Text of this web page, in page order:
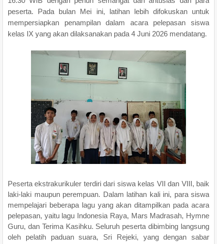
peserta. Pada bulan Mei ini, latihan lebih difokuskan untuk
mempersiapkan penampilan dalam acara pelepasan siswa
kelas IX yang akan dilaksanakan pada 4 Juni 2026 mendatang.
Peserta ekstrakurikuler terdiri dari siswa kelas VII dan VIII, baik
laki-laki maupun perempuan. Dalam latihan kali ini, para siswa
mempelajari beberapa lagu yang akan ditampilkan pada acara
pelepasan, yaitu lagu Indonesia Raya, Mars Madrasah, Hymne
Guru, dan Terima Kasihku. Seluruh peserta dibimbing langsung
oleh pelatih paduan suara, Sri Rejeki, yang dengan sabar